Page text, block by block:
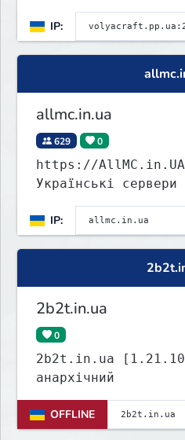
IP:
allmc.in.ua
629 0
https://
Українські сервери
IP:
2b2t.in.ua
0
2b2t.in.ua [1.21.10]
анархічний
OFFLINE